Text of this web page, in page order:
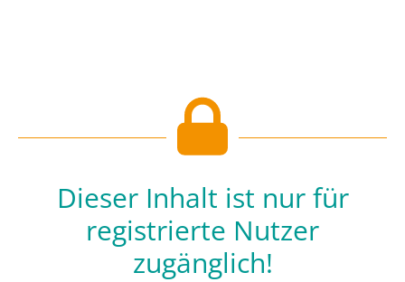
Dieser Inhalt ist nur für
registrierte Nutzer
zugänglich!